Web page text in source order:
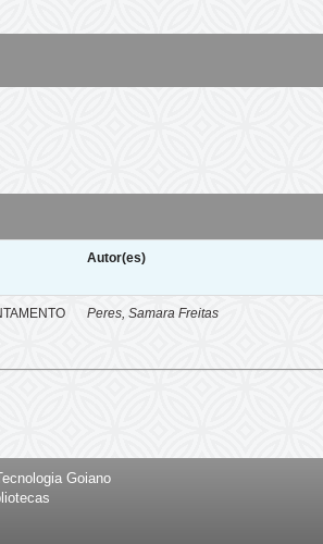
Autor(es)
Peres, Samara Freitas
Goiano